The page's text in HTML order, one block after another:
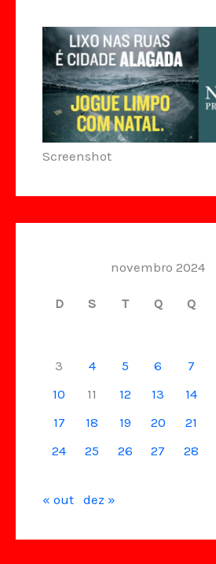
Screenshot
novembro 2024
D S T Q Q
3
4 5 6 7
10
11 12 13 14
17
18 19 20 21
24
25 26 27 28
« out dez »